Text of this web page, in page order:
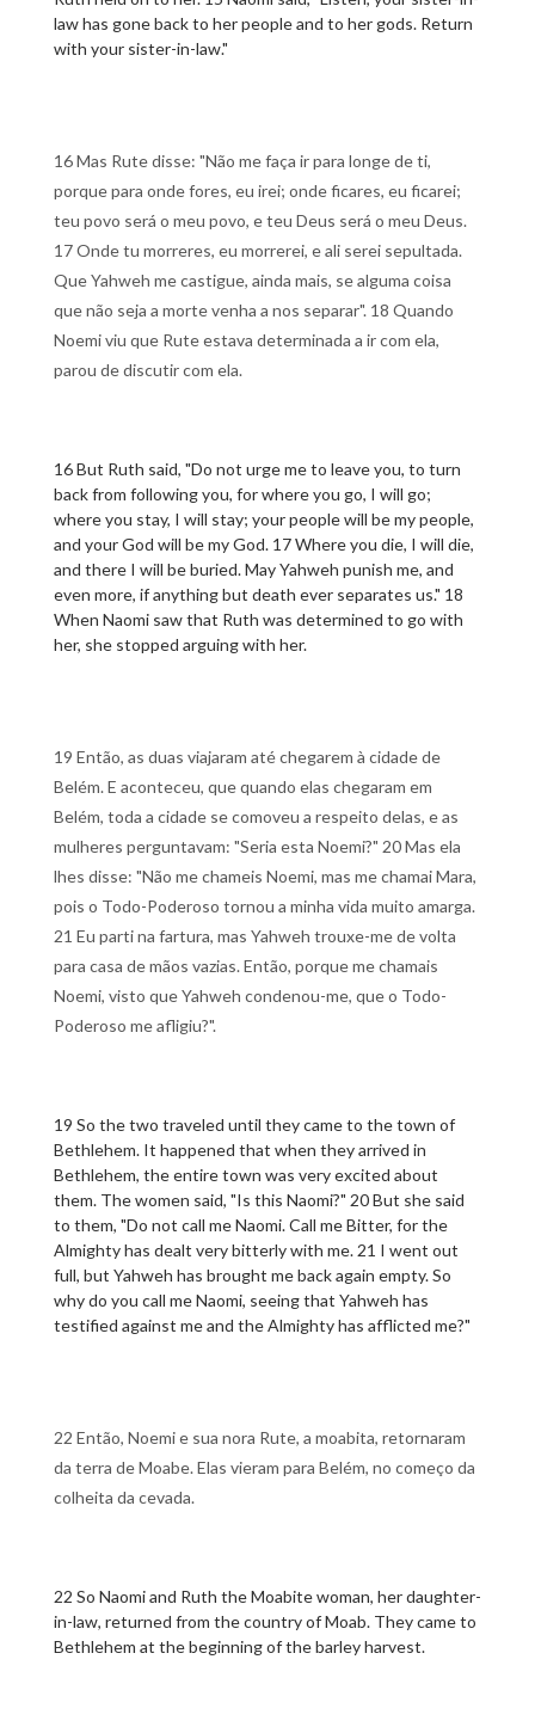
law has gone back to her people and to her gods. Return
with your sister-in-law."
16 Mas Rute disse: "Não me faça ir para longe de ti,
porque para onde fores, eu irei; onde ficares, eu ficarei;
teu povo será o meu povo, e teu Deus será o meu Deus.
17 Onde tu morreres, eu morrerei, e ali serei sepultada.
Que Yahweh me castigue, ainda mais, se alguma coisa
que não seja a morte venha a nos separar". 18 Quando
Noemi viu que Rute estava determinada a ir com ela,
parou de discutir com ela.
16 But Ruth said, "Do not urge me to leave you, to turn
back from following you, for where you go, I will go;
where you stay, I will stay; your people will be my people,
and your God will be my God. 17 Where you die, I will die,
and there I will be buried. May Yahweh punish me, and
even more, if anything but death ever separates us." 18
When Naomi saw that Ruth was determined to go with
her, she stopped arguing with her.
19 Então, as duas viajaram até chegarem à cidade de
Belém. E aconteceu, que quando elas chegaram em
Belém, toda a cidade se comoveu a respeito delas, e as
mulheres perguntavam: "Seria esta Noemi?" 20 Mas ela
lhes disse: "Não me chameis Noemi, mas me chamai Mara,
pois o Todo-Poderoso tornou a minha vida muito amarga.
21 Eu parti na fartura, mas Yahweh trouxe-me de volta
para casa de mãos vazias. Então, porque me chamais
Noemi, visto que Yahweh condenou-me, que o Todo-
Poderoso me afligiu?".
19 So the two traveled until they came to the town of
Bethlehem. It happened that when they arrived in
Bethlehem, the entire town was very excited about
them. The women said, "Is this Naomi?" 20 But she said
to them, "Do not call me Naomi. Call me Bitter, for the
Almighty has dealt very bitterly with me. 21 I went out
full, but Yahweh has brought me back again empty. So
why do you call me Naomi, seeing that Yahweh has
testified against me and the Almighty has afflicted me?"
22 Então, Noemi e sua nora Rute, a moabita, retornaram
da terra de Moabe. Elas vieram para Belém, no começo da
colheita da cevada.
22 So Naomi and Ruth the Moabite woman, her daughter-
in-law, returned from the country of Moab. They came to
Bethlehem at the beginning of the barley harvest.